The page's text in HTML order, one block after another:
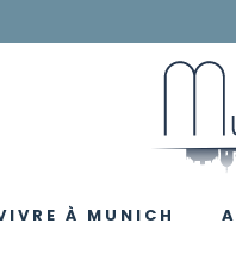
À MUNICH